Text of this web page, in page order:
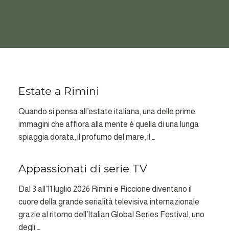
GIU
18
Estate a Rimini
Quando si pensa all’estate italiana, una delle prime
immagini che affiora alla mente è quella di una lunga
spiaggia dorata, il profumo del mare, il …
GIU
09
Appassionati di serie TV
Dal 3 all’11 luglio 2026 Rimini e Riccione diventano il
cuore della grande serialità televisiva internazionale
grazie al ritorno dell’Italian Global Series Festival, uno
degli …